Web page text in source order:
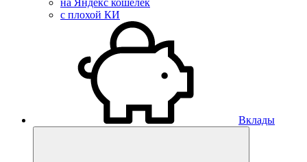
на Яндекс кошелек
с плохой КИ
Вклады